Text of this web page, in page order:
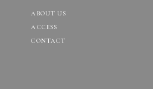
ABOUT US
ACCESS
CONTACT